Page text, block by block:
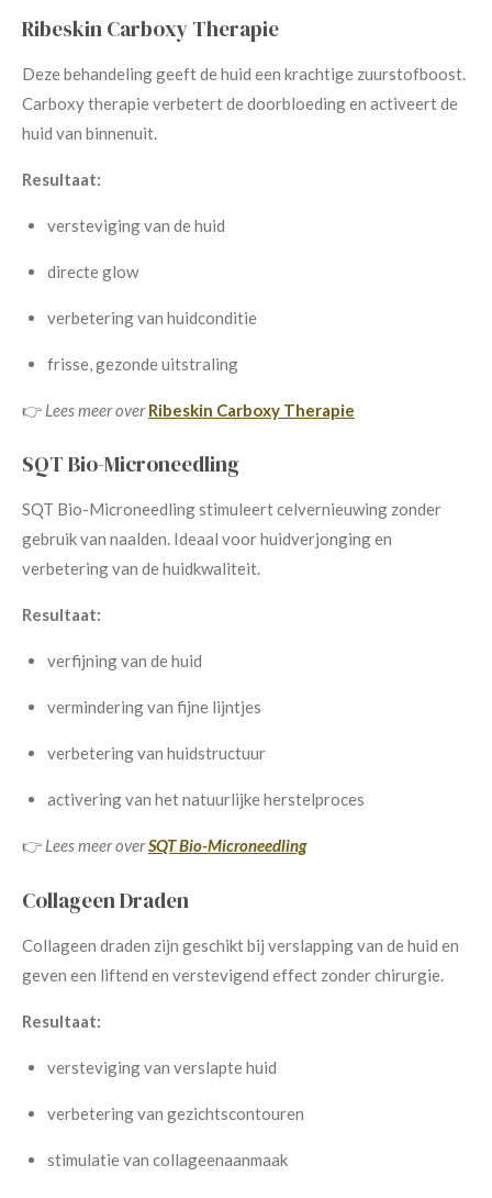
Ribeskin Carboxy Therapie
Deze behandeling geeft de huid een krachtige zuurstofboost.
Carboxy therapie verbetert de doorbloeding en activeert de
huid van binnenuit.
Resultaat:
versteviging van de huid
directe glow
verbetering van huidconditie
frisse, gezonde uitstraling
👉 Lees meer overRibeskin Carboxy Therapie
SQT Bio-Microneedling
SQT Bio-Microneedling stimuleert celvernieuwing zonder
gebruik van naalden. Ideaal voor huidverjonging en
verbetering van de huidkwaliteit.
Resultaat:
verfijning van de huid
vermindering van fijne lijntjes
verbetering van huidstructuur
activering van het natuurlijke herstelproces
👉 Lees meer overSQT Bio-Microneedling
Collageen Draden
Collageen draden zijn geschikt bij verslapping van de huid en
geven een liftend en verstevigend effect zonder chirurgie.
Resultaat:
versteviging van verslapte huid
verbetering van gezichtscontouren
stimulatie van collageenaanmaak